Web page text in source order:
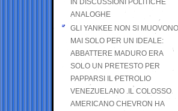
IN DISCUSSIONI POLITICHE
ANALOGHE
GLI YANKEE NON SI MUOVONO
MAI SOLO PER UN IDEALE:
ABBATTERE MADURO ERA
SOLO UN PRETESTO PER
PAPPARSI IL PETROLIO
VENEZUELANO .IL COLOSSO
AMERICANO CHEVRON HA